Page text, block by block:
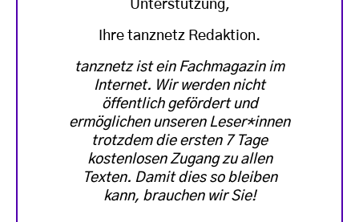
Unterstützung,
Ihre tanznetz Redaktion.
tanznetz ist ein Fachmagazin im
Internet. Wir werden nicht
öffentlich gefördert und
ermöglichen unseren Leser*innen
trotzdem die ersten 7 Tage
kostenlosen Zugang zu allen
Texten. Damit dies so bleiben
kann, brauchen wir Sie!